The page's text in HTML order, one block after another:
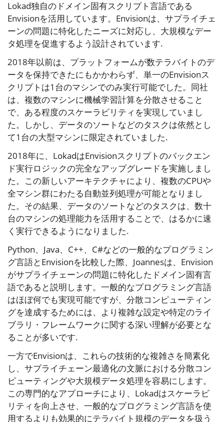
Lokad独自のドメイン固有スクリプト言語である
Envisionを活用しています。Envisionは、サプライチェ
ーンの問題に特化したニーズに対応し、大規模なデー
タ処理を促進するよう設計されています.
2018年以前は、プラットフォームが数テラバイトのデ
ータを保持できたにもかかわらず、単一のEnvisionス
クリプトは1台のマシンでのみ実行可能でした。同社
は、複数のマシンに機械学習計算を分散させること
で、ある程度のスケーラビリティを実現していまし
た。しかし、データのソートなどのタスクは依然とし
て1台の大型マシンに限定されていました.
2018年に、LokadはEnvisionスクリプトのバックエン
ド実行ロジックの完全なアップグレードを実施しまし
た。この新しいアーキテクチャにより、複数のCPUや
全マシン群にわたる自動並列処理が可能となりまし
た。その結果、データのソートなどのタスクは、数十
台のマシンの処理能力を活用することで、はるかに速
く実行できるようになりました.
Python、Java、C++、C#などの一般的なプログラミン
グ言語とEnvisionを比較した際、Joannesは、Envision
がサプライチェーンの問題に特化したドメイン固有言
語であると説明します。一般的なプログラミング言語
はほぼ何でも実現可能ですが、分散コンピューティン
グを達成するためには、より複雑な設定や特定のライ
ブラリ・フレームワークに関する深い理解が必要とな
ることが多いです.
一方でEnvisionは、これらの技術的な複雑さを簡素化
し、サプライチェーン最適化の文脈における分散コン
ピューティングや大規模データ処理を容易にします。
この専門的なアプローチにより、Lokadはスケーラビ
リティを向上させ、一般的なプログラミング言語を使
用するよりも効果的にテラバイト規模のデータを扱う